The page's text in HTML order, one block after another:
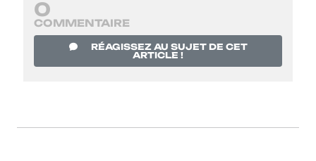
0
COMMENTAIRE
RÉAGISSEZ AU SUJET DE CET
ARTICLE !